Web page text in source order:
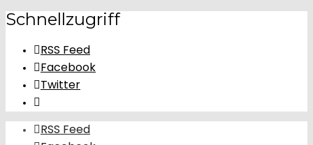
Schnellzugriff
RSS Feed
Facebook
Twitter
RSS Feed